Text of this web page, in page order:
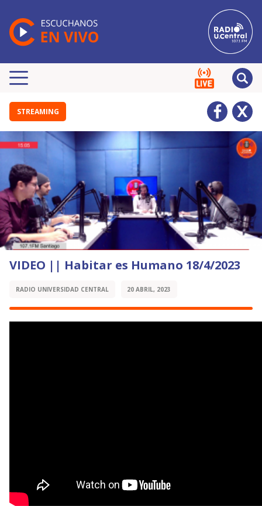
STREAMING
VIDEO || Habitar es Humano 18/4/2023
RADIO UNIVERSIDAD CENTRAL 20 ABRIL, 2023